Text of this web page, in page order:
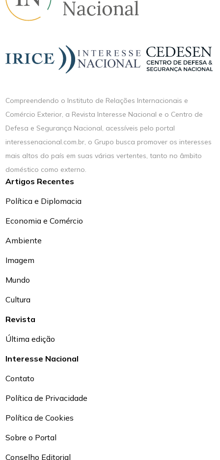
Compreendendo o Instituto de Relações Internacionais e
Comércio Exterior, a Revista Interesse Nacional e o Centro de
Defesa e Segurança Nacional, acessíveis pelo portal
interessenacional.com.br, o Grupo busca promover os interesses
mais altos do país em suas várias vertentes, tanto no âmbito
doméstico como externo.
Artigos Recentes
Política e Diplomacia
Economia e Comércio
Ambiente
Imagem
Mundo
Cultura
Revista
Última edição
Interesse Nacional
Contato
Política de Privacidade
Política de Cookies
Sobre o Portal
Conselho Editorial